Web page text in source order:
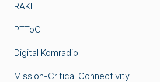
RAKEL
PTToC
Digital Komradio
Mission-Critical Connectivity